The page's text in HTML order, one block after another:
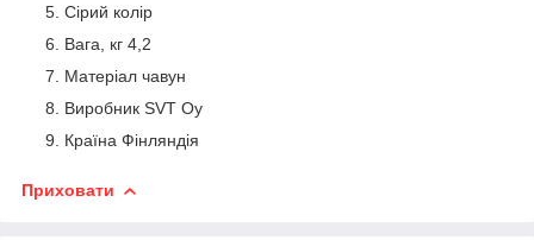
Сірий колір
Вага, кг 4,2
Матеріал чавун
Виробник SVT Oy
Країна Фінляндія
Приховати